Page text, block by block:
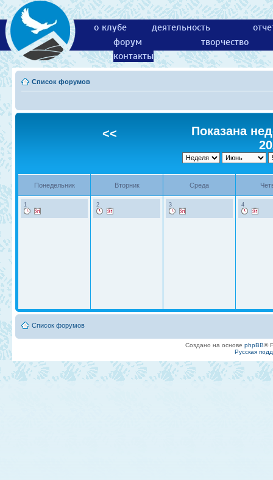
о клубе деятельность
форум
творчество
контакты
Список форумов
<<
Показана
Понедельник Вторник Среда
1 2 3 4
Список форумов
Создано на основе phpBB®
Русская